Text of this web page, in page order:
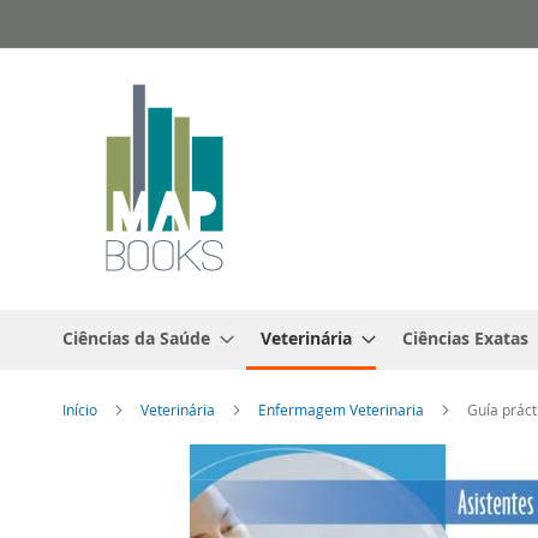
para
Ciências da Saúde Veterinária Ciências Exatas
Início Veterinária Enfermagem Veterinaria Guía